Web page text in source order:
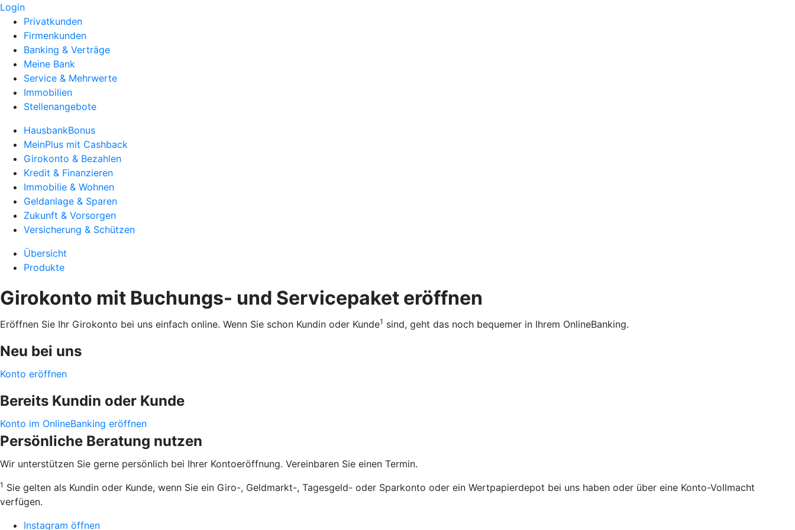
Login
Privatkunden
Firmenkunden
Banking & Verträge
Meine Bank
Service & Mehrwerte
Immobilien
Stellenangebote
HausbankBonus
MeinPlus mit Cashback
Girokonto & Bezahlen
Kredit & Finanzieren
Immobilie & Wohnen
Geldanlage & Sparen
Zukunft & Vorsorgen
Versicherung & Schützen
Übersicht
Produkte
Girokonto mit Buchungs- und Servicepaket eröffnen
Eröffnen Sie Ihr Girokonto bei uns einfach online. Wenn Sie schon Kundin oder Kunde1 sind, geht das noch bequemer in Ihrem OnlineBanking.
Neu bei uns
Konto eröffnen
Bereits Kundin oder Kunde
Konto im OnlineBanking eröffnen
Persönliche Beratung nutzen
Wir unterstützen Sie gerne persönlich bei Ihrer Kontoeröffnung. Vereinbaren Sie einen Termin.
1 Sie gelten als Kundin oder Kunde, wenn Sie ein Giro-, Geldmarkt-, Tagesgeld- oder Sparkonto oder ein Wertpapierdepot bei uns haben oder über eine Konto-Vollmacht
verfügen.
Instagram öffnen